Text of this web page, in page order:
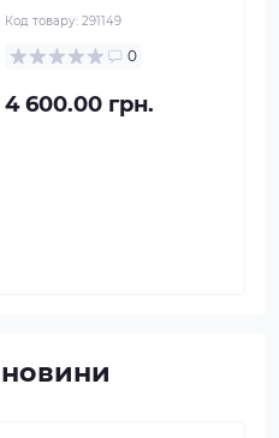
Код товару: 291149
0
4 600.00 грн.